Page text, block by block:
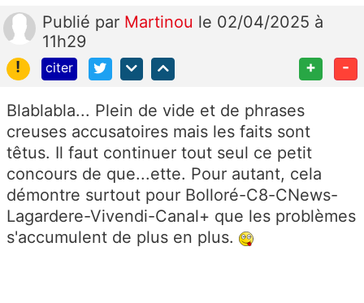
Publié par Martinou le 02/04/2025 à
11h29
!
citer + -
Blablabla... Plein de vide et de phrases
creuses accusatoires mais les faits sont
têtus. Il faut continuer tout seul ce petit
concours de que...ette. Pour autant, cela
démontre surtout pour Bolloré-C8-CNews-
Lagardere-Vivendi-Canal+ que les problèmes
s'accumulent de plus en plus.